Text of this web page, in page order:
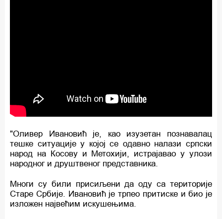
"Оливер Ивановић је, као изузетан познавалац
тешке ситуације у којој се одавно налази српски
народ на Косову и Метохији, истрајавао у улози
народног и друштвеног представника.
Многи су били присиљени да оду са територије
Старе Србије. Ивановић је трпео притиске и био је
изложен највећим искушењима.